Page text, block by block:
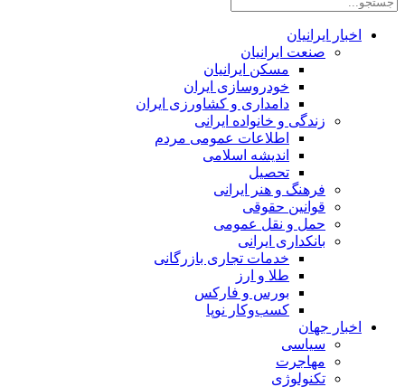
اخبار ایرانیان
صنعت ایرانیان
مسکن ایرانیان
خودروسازی ایران
دامداری و کشاورزی ایران
زندگی و خانواده ایرانی
اطلاعات عمومی مردم
اندیشه اسلامی
تحصیل
فرهنگ و هنر ایرانی
قوانین حقوقی
حمل و نقل عمومی
بانکداری ایرانی
خدمات تجاری بازرگانی
طلا و ارز
بورس و فارکس
کسب‌وکار نوپا
اخبار جهان
سیاسی
مهاجرت
تکنولوژی